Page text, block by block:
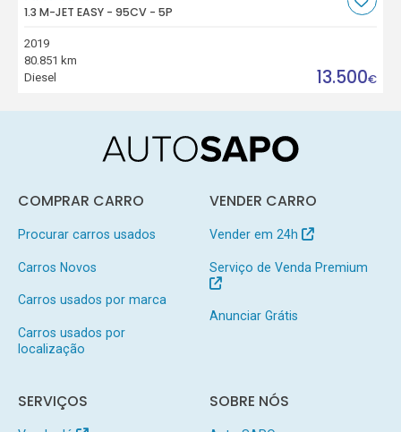
1.3 M-JET EASY - 95CV - 5P
2019
80.851 km
Diesel
13.500€
COMPRAR CARRO
Procurar carros usados
Carros Novos
Carros usados por marca
Carros usados por
localização
VENDER CARRO
Vender em 24h
Serviço de Venda Premium
Anunciar Grátis
SERVIÇOS SOBRE NÓS